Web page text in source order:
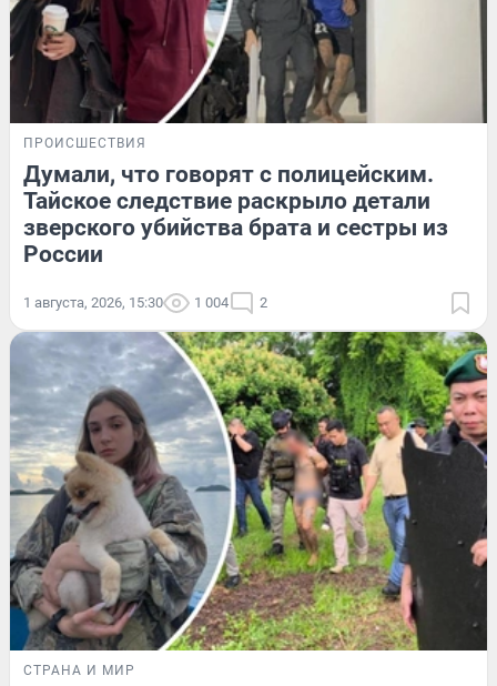
ПРОИСШЕСТВИЯ
Думали, что говорят с полицейским.
Тайское следствие раскрыло детали
зверского убийства брата и сестры из
России
1 августа, 2026, 15:30 1 004 2
СТРАНА И МИР